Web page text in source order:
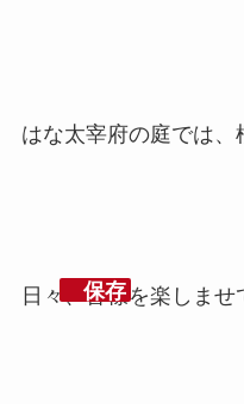
はな太宰府の庭では、
日々、皆様を楽しませ
保存